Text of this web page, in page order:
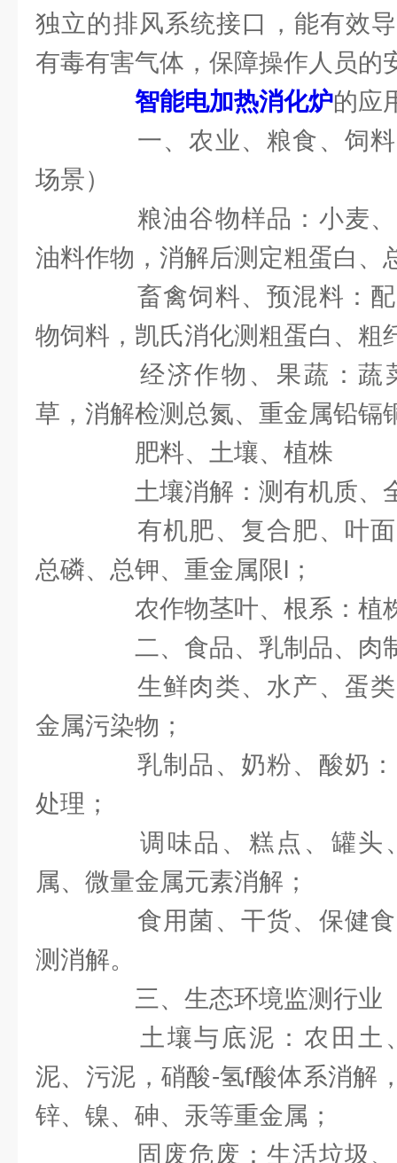
独立的排风系统接口，能有效
有毒有害气体，保障操作人员的
智能电加热消化炉的应
一、农业、粮食、饲料
场景）
粮油谷物样品：小麦、
油料作物，消解后测定粗蛋白、
畜禽饲料、预混料：配
物饲料，凯氏消化测粗蛋白、粗
经济作物、果蔬：蔬
草，消解检测总氮、重金属铅镉
肥料、土壤、植株
土壤消解：测有机质、
有机肥、复合肥、叶面
总磷、总钾、重金属限l；
农作物茎叶、根系：植
二、食品、乳制品、肉
生鲜肉类、水产、蛋类
金属污染物；
乳制品、奶粉、酸奶：
处理；
调味品、糕点、罐头
属、微量金属元素消解；
食用菌、干货、保健食
测消解。
三、生态环境监测行业
土壤与底泥：农田土
泥、污泥，硝酸-氢f酸体系消解
锌、镍、砷、汞等重金属；
固废危废：生活垃圾、